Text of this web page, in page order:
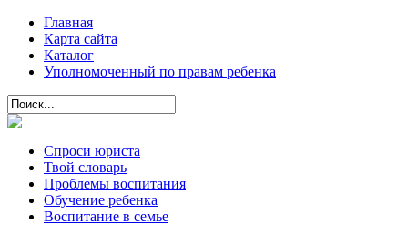
Главная
Карта сайта
Каталог
Уполномоченный по правам ребенка
Спроси юриста
Твой словарь
Проблемы воспитания
Обучение ребенка
Воспитание в семье